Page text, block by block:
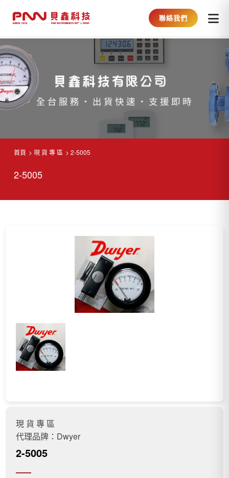
聯絡我們
首頁 現 貨 專 區 2-5005
2-5005
現 貨 專 區
代理品牌：Dwyer
2-5005